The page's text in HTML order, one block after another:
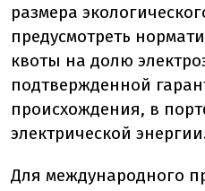
размера
предусмотреть
квоты на долю
подтвержденной
происхождения, в
электрической
Для международного